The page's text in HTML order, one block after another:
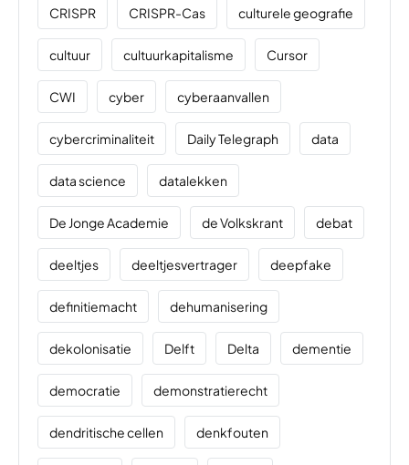
CRISPR CRISPR-Cas culturele geografie
cultuur cultuurkapitalisme Cursor
CWI cyber cyberaanvallen
cybercriminaliteit Daily Telegraph data
data science datalekken
De Jonge Academie de Volkskrant debat
deeltjes deeltjesvertrager deepfake
definitiemacht dehumanisering
dekolonisatie Delft Delta dementie
democratie demonstratierecht
dendritische cellen denkfouten